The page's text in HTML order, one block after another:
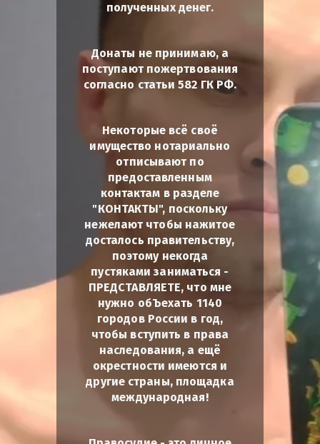
полученных денег.
Донаты не принимаю, а
поступают пожертвования
согласно статьи 582 ГК РФ.
Некоторые всё своё
имущество нотариально
отписывают по
предоставленным
контактам в разделе
"КОНТАКТЫ", поскольку
нежелают чтобы нажитое
досталось правительству,
поэтому некогда
пустяками заниматься -
ПРЕДСТАВЛЯЕТЕ, что мне
нужно обЪехать 1140
городов России в год,
чтобы вступить в права
наследования, а ещё
окрестности имеются и
другие страны, площадка
международная!